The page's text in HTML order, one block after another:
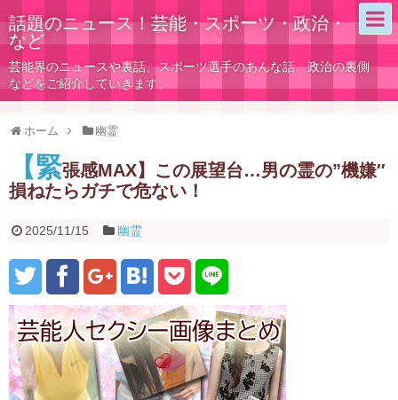
話題のニュース！芸能・スポーツ・政治・
など
芸能界のニュースや裏話、スポーツ選手のあんな話、政治の裏側
などをご紹介していきます。
ホーム 幽霊
【緊張感MAX】この展望台…男の霊の”機嫌″
損ねたらガチで危ない！
2025/11/15 幽霊